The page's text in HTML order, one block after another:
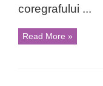
coregrafului ...
Read More »